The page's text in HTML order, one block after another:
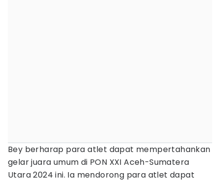
Bey berharap para atlet dapat mempertahankan
gelar juara umum di PON XXI Aceh-Sumatera
Utara 2024 ini. Ia mendorong para atlet dapat